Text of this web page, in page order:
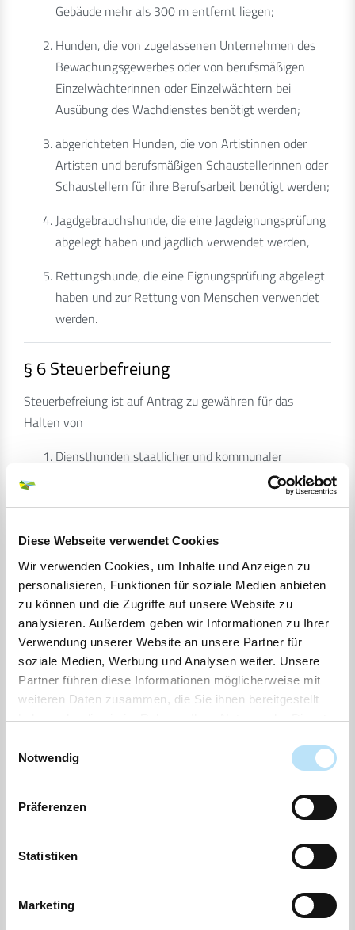
Diese Webseite verwendet Cookies
Wir verwenden Cookies, um Inhalte und Anzeigen zu
personalisieren, Funktionen für soziale Medien anbieten
zu können und die Zugriffe auf unsere Website zu
analysieren. Außerdem geben wir Informationen zu Ihrer
Verwendung unserer Website an unsere Partner für
soziale Medien, Werbung und Analysen weiter. Unsere
Partner führen diese Informationen möglicherweise mit
weiteren Daten zusammen, die Sie ihnen bereitgestellt
haben oder die sie im Rahmen Ihrer Nutzung der Dienste
Notwendig
Präferenzen
Statistiken
Marketing
Gebäude mehr als 300 m entfernt liegen;
Hunden, die von zugelassenen Unternehmen des
Bewachungsgewerbes oder von berufsmäßigen
Einzelwächterinnen oder Einzelwächtern bei
Ausübung des Wachdienstes benötigt werden;
abgerichteten Hunden, die von Artistinnen oder
Artisten und berufsmäßigen Schaustellerinnen oder
Schaustellern für ihre Berufsarbeit benötigt werden;
Jagdgebrauchshunde, die eine Jagdeignungsprüfung
abgelegt haben und jagdlich verwendet werden,
Rettungshunde, die eine Eignungsprüfung abgelegt
haben und zur Rettung von Menschen verwendet
werden.
§ 6 Steuerbefreiung
Steuerbefreiung ist auf Antrag zu gewähren für das
Halten von
Diensthunden staatlicher und kommunaler
Unterhaltskosten überwiegend aus öffentlichen
Forstbeamten, im Privatforstdienst angestellten
Personen und von bestätigten Jagdaufseherinnen
oder Jagdaufsehern in der für den Forst- oder
Jagdschutz erforderlichen Anzahl;
Herdengebrauchshunden in der erforderlichen
Anzahl;
ähnlichen Vereinen vorübergehend untergebracht
sind und nicht auf die Straße gelassen werden;
Blindenführhunden;
Hunden, die zum Schutze und zur Hilfe blinder,
tauber oder hilfloser Personen unentbehrlich sind;
amtsärztlichen Zeugnisses abhängig gemacht